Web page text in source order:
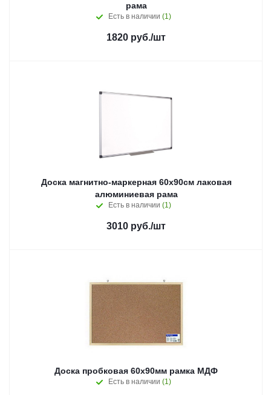
рама
Есть в наличии (1)
1820 руб./шт
Доска магнитно-маркерная 60х90см лаковая
алюминиевая рама
Есть в наличии (1)
3010 руб./шт
Доска пробковая 60х90мм рамка МДФ
Есть в наличии (1)